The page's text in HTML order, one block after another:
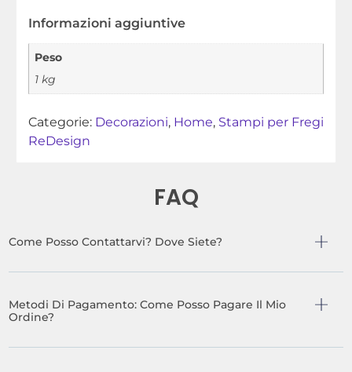
Informazioni aggiuntive
Peso
1 kg
Categorie: Decorazioni, Home, Stampi per Fregi
ReDesign
FAQ
Come Posso Contattarvi? Dove Siete?
Metodi Di Pagamento: Come Posso Pagare Il Mio
Ordine?